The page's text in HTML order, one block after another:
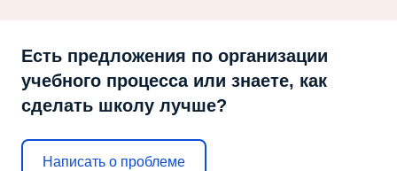
Есть предложения по организации
учебного процесса или знаете, как
сделать школу лучше?
Написать о проблеме